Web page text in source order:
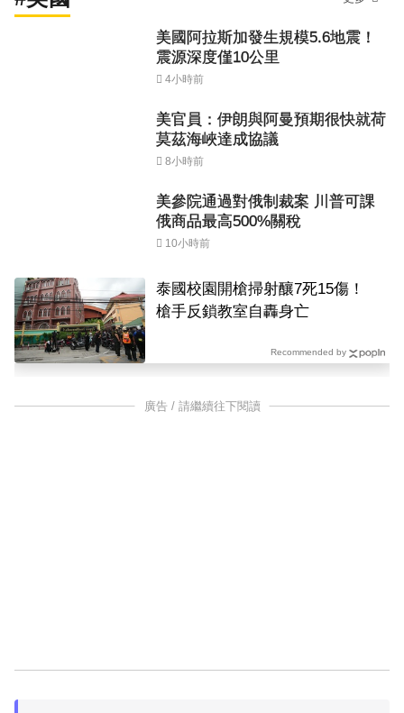
美國阿拉斯加發生規模5.6地震！
震源深度僅10公里
4小時前
美官員：伊朗與阿曼預期很快就荷
莫茲海峽達成協議
8小時前
美參院通過對俄制裁案 川普可課
俄商品最高500%關稅
10小時前
泰國校園開槍掃射釀7死15傷！
槍手反鎖教室自轟身亡
Recommended by
廣告 / 請繼續往下閱讀